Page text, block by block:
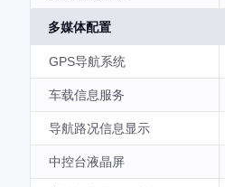
多媒体配置
GPS导航系统
车载信息服务
导航路况信息显示
中控台液晶屏